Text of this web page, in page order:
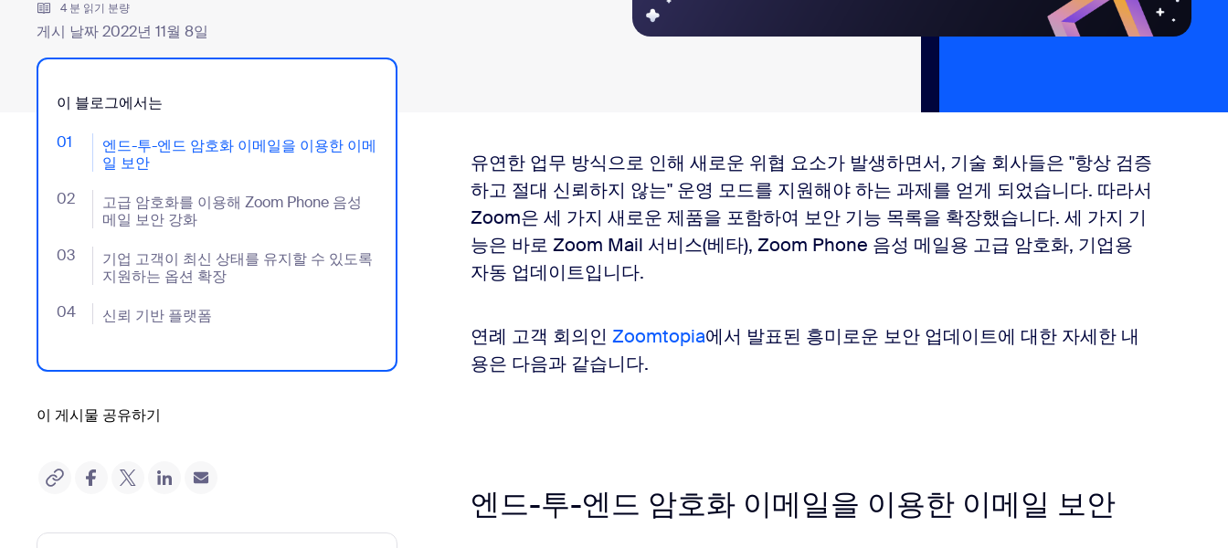
데스크톱에 설치
다운로드 센터 +1 888-799-9666
4 분 읽기 분량
게시 날짜 2022년 11월 8일
이 블로그에서는
01
엔드-투-엔드 암호화 이메일을 이용한 이메
일 보안
- Jumplink to 엔드-투-엔드 암호화 이메일을 이용한 이메일 보안
02
고급 암호화를 이용해 Zoom Phone 음성
메일 보안 강화
- Jumplink to 고급 암호화를 이용해 Zoom Phone 음성 메일 보안 강화
03
기업 고객이 최신 상태를 유지할 수 있도록
지원하는 옵션 확장
- Jumplink to 기업 고객이 최신 상태를 유지할 수 있도록 지원하는 옵션 확장
04 신뢰 기반 플랫폼
- Jumplink to 신뢰 기반 플랫폼
이 게시물 공유하기
유연한 업무 방식으로 인해 새로운 위협 요소가 발생하면서, 기술 회사들은 "항상 검증
하고 절대 신뢰하지 않는" 운영 모드를 지원해야 하는 과제를 얻게 되었습니다. 따라서
Zoom은 세 가지 새로운 제품을 포함하여 보안 기능 목록을 확장했습니다. 세 가지 기
능은 바로 Zoom Mail 서비스(베타), Zoom Phone 음성 메일용 고급 암호화, 기업용
자동 업데이트입니다.
연례 고객 회의인 Zoomtopia에서 발표된 흥미로운 보안 업데이트에 대한 자세한 내
용은 다음과 같습니다.
엔드-투-엔드 암호화 이메일을 이용한 이메일 보안